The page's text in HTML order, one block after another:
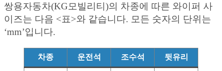
쌍용자동차(KG모빌리티)의 차종에 따른 와이퍼 사
이즈는 다음 <표>와 같습니다. 모든 숫자의 단위는
‘mm’입니다.
차종 운전석 조수석 뒷유리